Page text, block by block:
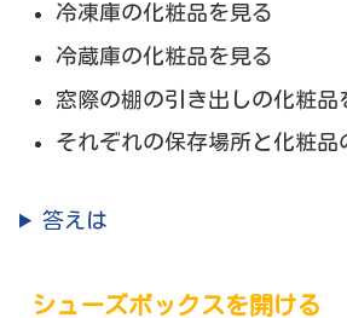
冷凍庫の化粧品を見る
冷蔵庫の化粧品を見る
窓際の棚の引き出しの化粧品
それぞれの保存場所と化粧品
答えは
シューズボックスを開ける